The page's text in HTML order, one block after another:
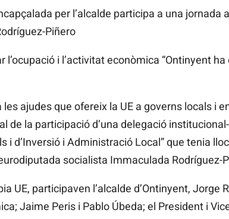
per l’alcalde participa a una jornada
Piñero
i l’activitat econòmica “Ontinyent
ajudes que ofereix la UE a governs locals i
de la participació d’una delegació
i d’Inversió i Administració Local” que tenia
socialista Immaculada Rodríguez-
UE, participaven l’alcalde d’Ontinyent, Jorge
Jaime Peris i Pablo Úbeda; el President i